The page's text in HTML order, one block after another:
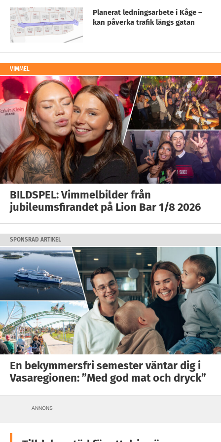
Planerat ledningsarbete i Kåge –
kan påverka trafik längs gatan
VIMMEL
BILDSPEL: Vimmelbilder från
jubileumsfirandet på Lion Bar 1/8 2026
SPONSRAD ARTIKEL
En bekymmersfri semester väntar dig i
Vasaregionen: ”Med god mat och dryck”
ANNONS